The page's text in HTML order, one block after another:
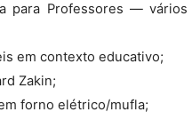
para Professores — vários
em contexto educativo;
Zakin;
forno elétrico/mufla;